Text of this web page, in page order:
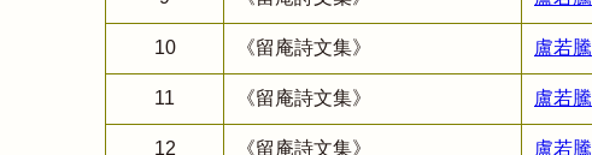
10 《留庵詩文集》 盧若騰
11 《留庵詩文集》 盧若騰
12 《留庵詩文集》 盧若騰